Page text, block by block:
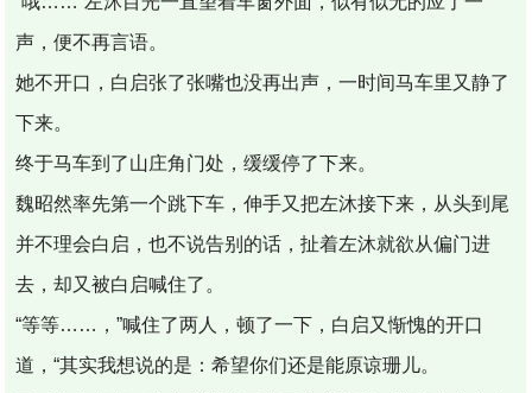
声，便不再言语。
她不开口，白启张了张嘴也没再出声，一时间马车里又静了
下来。
终于马车到了山庄角门处，缓缓停了下来。
魏昭然率先第一个跳下车，伸手又把左沐接下来，从头到尾
并不理会白启，也不说告别的话，扯着左沐就欲从偏门进
去，却又被白启喊住了。
“等等……，”喊住了两人，顿了一下，白启又惭愧的开口
道，“其实我想说的是：希望你们还是能原谅珊儿。